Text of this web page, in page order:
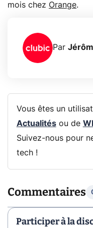
mois chez Orange.
Par
Vous êtes un
Actualitésou de
Suivez-nous pour
tech !
Commentaires
Participer à la